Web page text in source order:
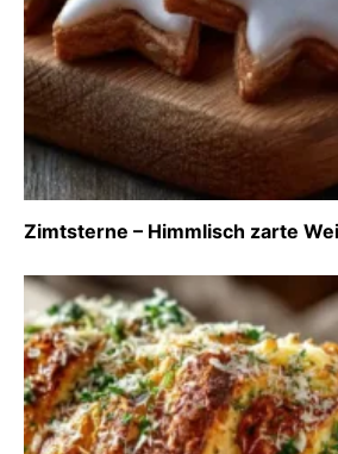
Zimtsterne – Himmlisch zarte